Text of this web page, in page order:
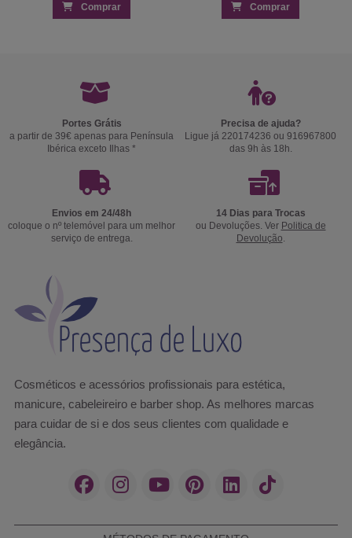
Comprar Comprar
Portes Grátis
a partir de 39€ apenas para Península
Ibérica exceto Ilhas *
Precisa de ajuda?
Ligue já 220174236 ou 916967800
das 9h às 18h.
Envios em 24/48h
coloque o nº telemóvel para um melhor
serviço de entrega.
14 Dias para Trocas
ou Devoluções. Ver Politica de
Devolução.
Cosméticos e acessórios profissionais para estética,
manicure, cabeleireiro e barber shop. As melhores marcas
para cuidar de si e dos seus clientes com qualidade e
elegância.